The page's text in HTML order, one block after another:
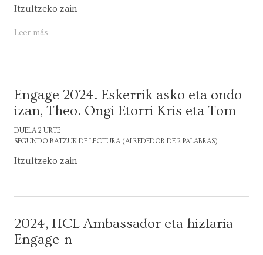
Itzultzeko zain
Leer más
Engage 2024. Eskerrik asko eta ondo
izan, Theo. Ongi Etorri Kris eta Tom
DUELA 2 URTE
SEGUNDO BATZUK DE LECTURA (ALREDEDOR DE 2 PALABRAS)
Itzultzeko zain
2024, HCL Ambassador eta hizlaria
Engage-n